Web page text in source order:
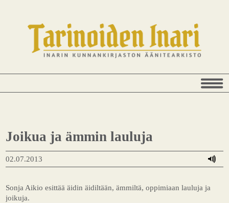
Joikua ja ämmin lauluja
02.07.2013
Sonja Aikio esittää äidin äidiltään, ämmiltä, oppimiaan lauluja ja
joikuja.